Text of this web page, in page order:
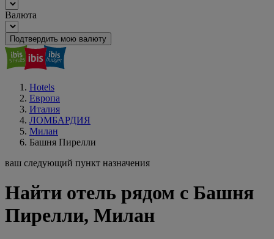
Валюта
Подтвердить мою валюту
Hotels
Европа
Италия
ЛОМБАРДИЯ
Милан
Башня Пирелли
ваш следующий пункт назначения
Найти отель рядом с Башня
Пирелли, Милан